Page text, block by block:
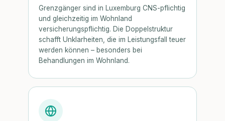
Grenzgänger sind in Luxemburg CNS-pflichtig
und gleichzeitig im Wohnland
versicherungspflichtig. Die Doppelstruktur
schafft Unklarheiten, die im Leistungsfall teuer
werden können – besonders bei
Behandlungen im Wohnland.